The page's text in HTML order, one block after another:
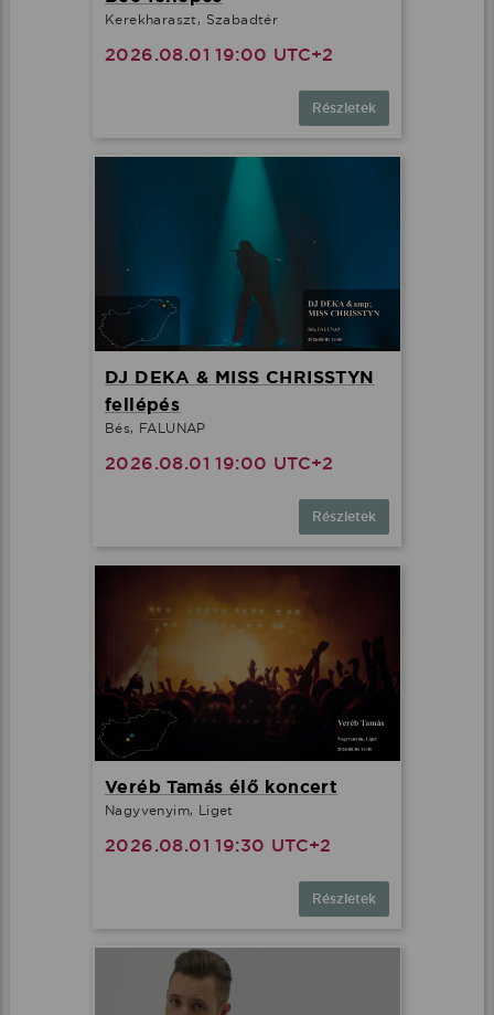
Kerekharaszt, Szabadtér
2026.08.01 19:00 UTC+2
Részletek
DJ DEKA & MISS CHRISSTYN
fellépés
Bés, FALUNAP
2026.08.01 19:00 UTC+2
Részletek
Veréb Tamás élő koncert
Nagyvenyim, Liget
2026.08.01 19:30 UTC+2
Részletek